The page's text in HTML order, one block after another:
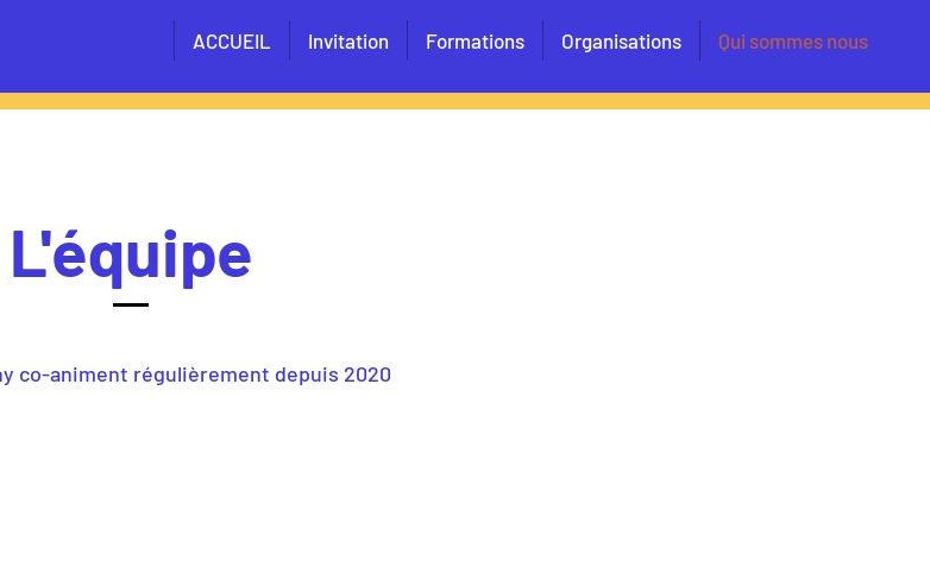
ACCUEIL Invitation Formations Organisations Qui sommes nous
L'équipe
co-animent régulièrement depuis 2020